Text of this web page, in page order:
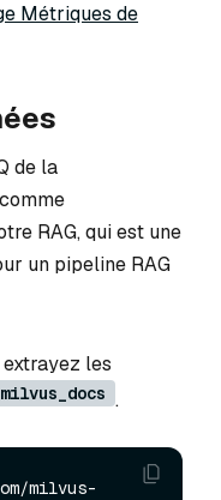
Métriques de
de la
comme
RAG, qui est une
un pipeline RAG
les
milvus_docs .
milvus-